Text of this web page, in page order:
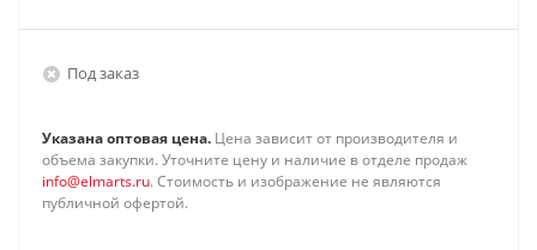
Под заказ
Указана оптовая цена. Цена зависит от производителя и
объема закупки. Уточните цену и наличие в отделе продаж
info@elmarts.ru. Стоимость и изображение не являются
публичной офертой.